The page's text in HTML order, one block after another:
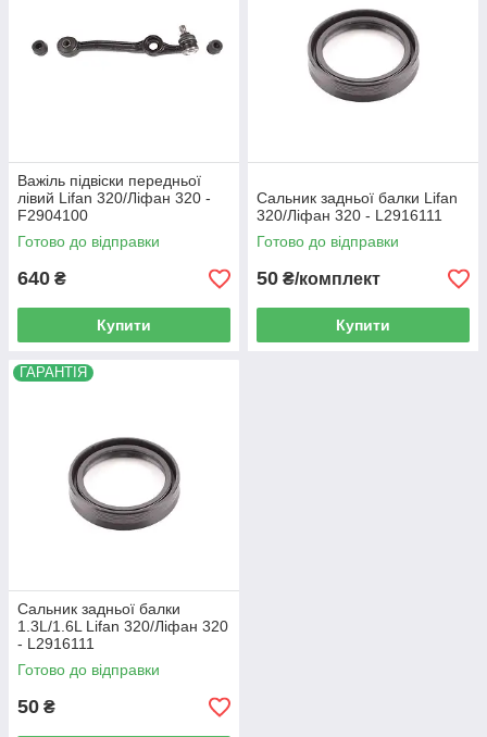
Важіль підвіски передньої
лівий Lifan 320/Ліфан 320 -
F2904100
Готово до відправки
640 ₴
Купити
Сальник задньої балки Lifan
320/Ліфан 320 - L2916111
Готово до відправки
50 ₴/комплект
Купити
ГАРАНТІЯ
Сальник задньої балки
1.3L/1.6L Lifan 320/Ліфан 320
- L2916111
Готово до відправки
50 ₴